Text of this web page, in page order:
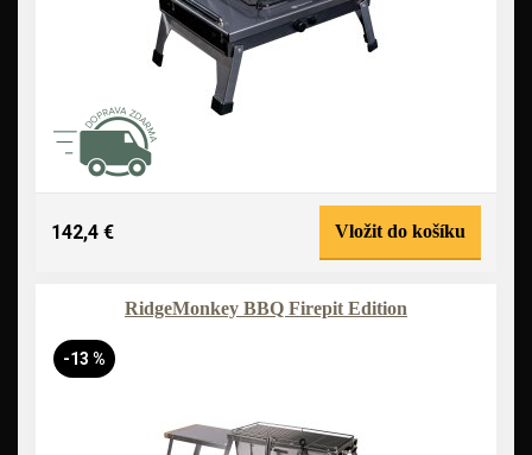
142,4 € Vložit do košíku
RidgeMonkey BBQ Firepit Edition
-13 %